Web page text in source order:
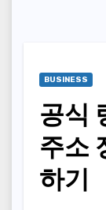
BUSINESS
공식
주소
하기